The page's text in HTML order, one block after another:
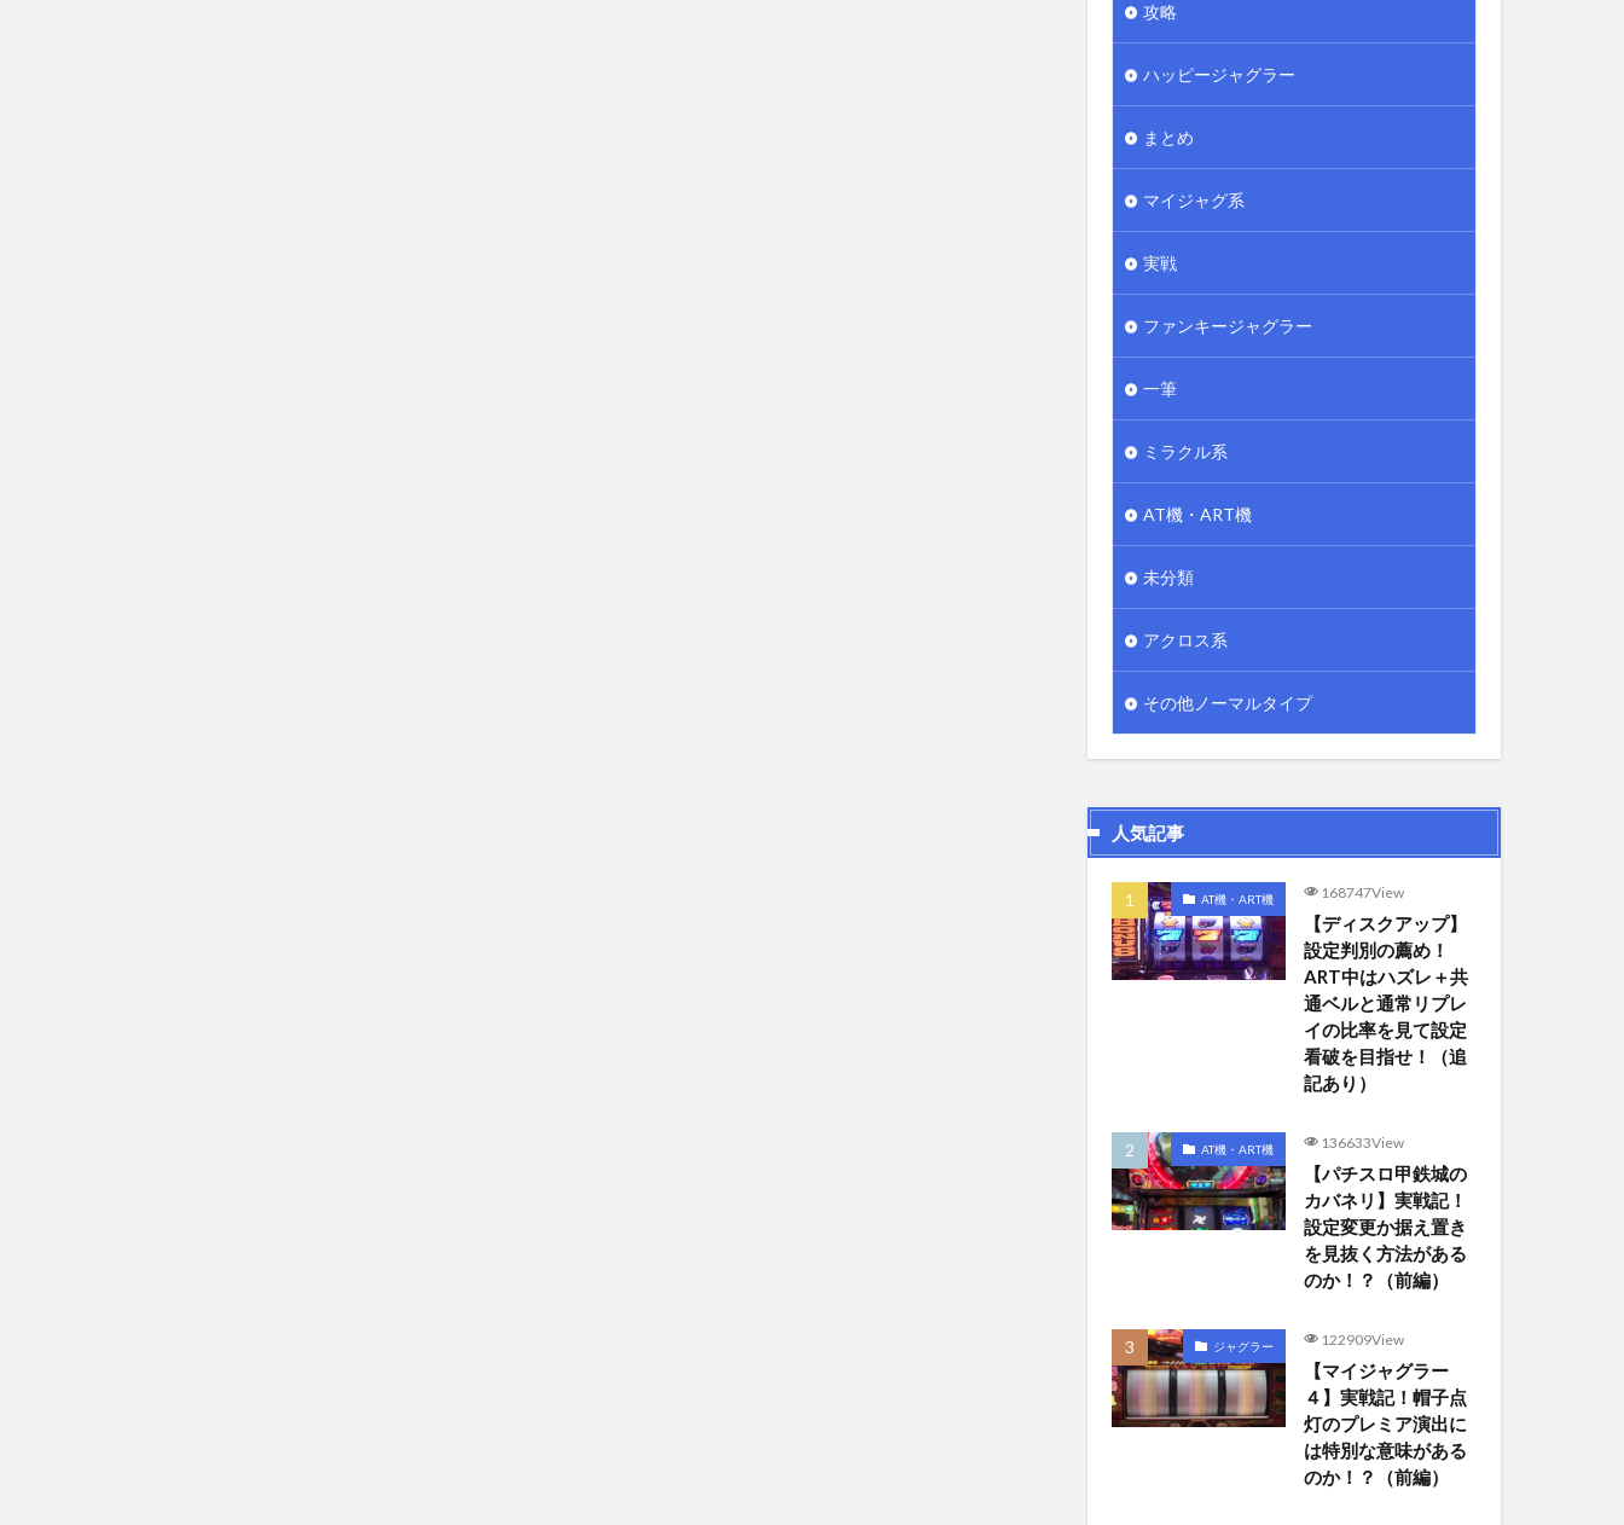
攻略
ハッピージャグラー
まとめ
マイジャグ系
実戦
ファンキージャグラー
一筆
ミラクル系
AT機・ART機
未分類
アクロス系
その他ノーマルタイプ
人気記事
AT機・ART機 168747View
【ディスクアップ】
設定判別の薦め！
ART中はハズレ＋共
通ベルと通常リプレ
イの比率を見て設定
看破を目指せ！（追
記あり）
AT機・ART機 136633View
【パチスロ甲鉄城の
カバネリ】実戦記！
設定変更か据え置き
を見抜く方法がある
のか！？（前編）
ジャグラー 122909View
【マイジャグラー
４】実戦記！帽子点
灯のプレミア演出に
は特別な意味がある
のか！？（前編）